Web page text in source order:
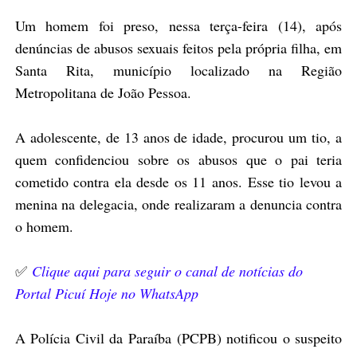
Um homem foi preso, nessa terça-feira (14), após
denúncias de abusos sexuais feitos pela própria filha, em
Santa Rita, município localizado na Região
Metropolitana de João Pessoa.
A adolescente, de 13 anos de idade, procurou um tio, a
quem confidenciou sobre os abusos que o pai teria
cometido contra ela desde os 11 anos. Esse tio levou a
menina na delegacia, onde realizaram a denuncia contra
o homem.
✅ Clique aqui para seguir o canal de notícias do
Portal Picuí Hoje no WhatsApp
A Polícia Civil da Paraíba (PCPB) notificou o suspeito